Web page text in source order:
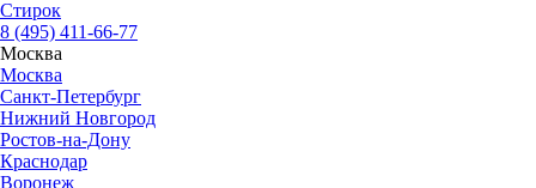
Стирок
8 (495) 411-66-77
Москва
Москва
Санкт-Петербург
Нижний Новгород
Ростов-на-Дону
Краснодар
Воронеж